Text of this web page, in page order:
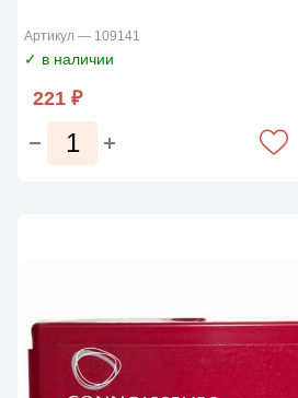
Артикул — 109141
✓ в наличии
221 ₽